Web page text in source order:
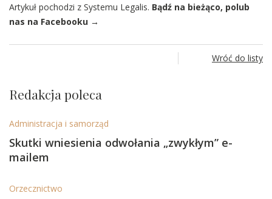
Artykuł pochodzi z Systemu Legalis. Bądź na bieżąco, polub
nas na Facebooku →
Wróć do listy
Redakcja poleca
Administracja i samorząd
Skutki wniesienia odwołania „zwykłym” e-
mailem
Orzecznictwo